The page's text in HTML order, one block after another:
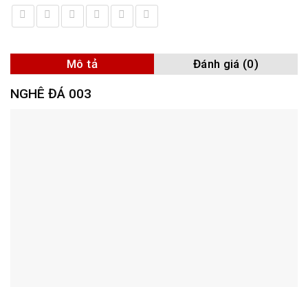
Mô tả Đánh giá (0)
NGHÊ ĐÁ 003